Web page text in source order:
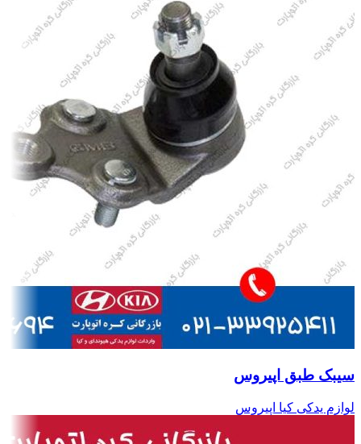
سیبک طبق اپیروس
لوازم یدکی کیا اپیروس